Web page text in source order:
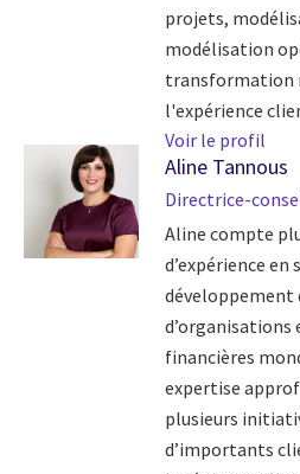
projets,
modélisation
transformation
l'expérience
Voir le profil
Aline Tannous
Directrice-
Aline compte
d’expérience
développement
financières
expertise
plusieurs
d’importants